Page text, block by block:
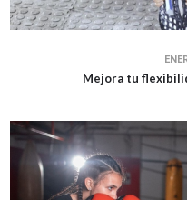
Mejora tu